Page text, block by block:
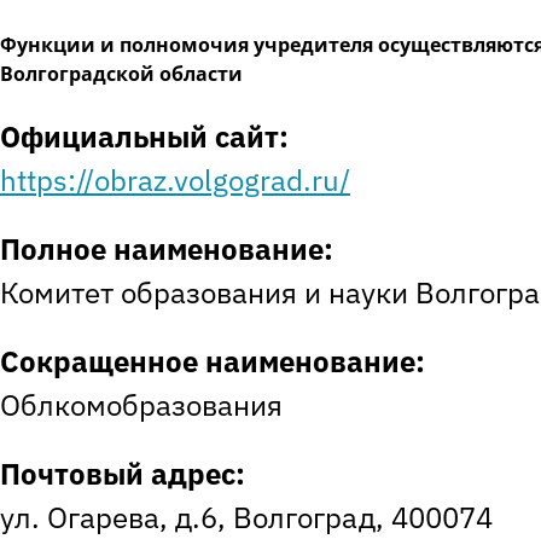
Функции и полномочия учредителя
Волгоградской области
Официальный сайт:
https://obraz.volgograd.ru/
Полное наименование:
Комитет образования и науки
Сокращенное наименование:
Облкомобразования
Почтовый адрес:
ул. Огарева, д.6, Волгоград, 400074